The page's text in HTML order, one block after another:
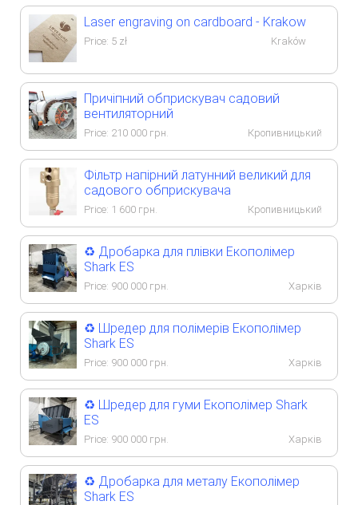
Laser engraving on cardboard - Krakow
Price: 5 zł Kraków
Причіпний обприскувач садовий
вентиляторний
Price: 210 000 грн. Кропивницький
Фільтр напірний латунний великий для
садового обприскувача
Price: 1 600 грн. Кропивницький
♻️ Дробарка для плівки Екополімер
Shark ES
Price: 900 000 грн. Харків
♻️ Шредер для полімерів Екополімер
Shark ES
Price: 900 000 грн. Харків
♻️ Шредер для гуми Екополімер Shark
ES
Price: 900 000 грн. Харків
♻️ Дробарка для металу Екополімер
Shark ES